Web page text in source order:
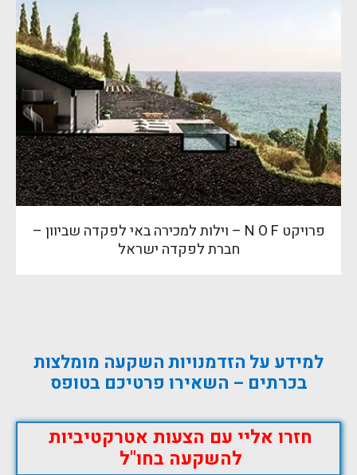
פרויקט N O F – וילות למכירה באי לפקדה שביוון –
חברת לפקדה ישראל
למידע על הזדמנויות השקעה מומלצות
בכרתים – השאירו פרטיכם בטופס
חזרו אליי עם הצעות אטרקטיביות
להשקעה בחו"ל